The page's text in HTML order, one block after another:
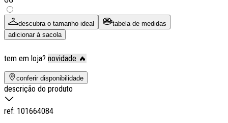
descubra o tamanho ideal
tabela de medidas
adicionar à sacola
tem em loja? novidade 🔥
conferir disponibilidade
descrição do produto
ref: 101664084